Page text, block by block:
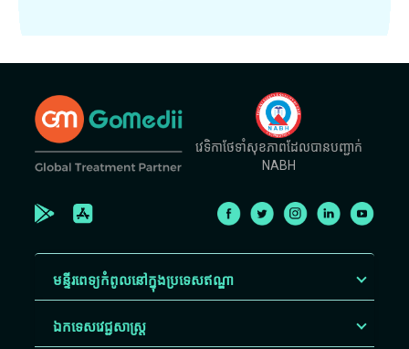
វេទិកាថែទាំសុខភាពដែលបានបញ្ជាក់
NABH
មន្ទីរពេទ្យកំពូលនៅក្នុងប្រទេសឥណ្ឌា
ឯកទេសវេជ្ជសាស្ត្រ